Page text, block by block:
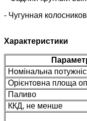
- Чугунная
Характеристики
Номінальна
Орієнтовна площа
Паливо
ККД, не менше